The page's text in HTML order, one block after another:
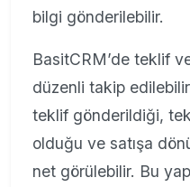
bilgi gönderilebilir.
BasitCRM’de teklif
düzenli takip
teklif gönderildiği,
olduğu ve satışa
net görülebilir. Bu